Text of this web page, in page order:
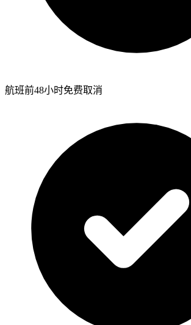
航班前48小时免费取消